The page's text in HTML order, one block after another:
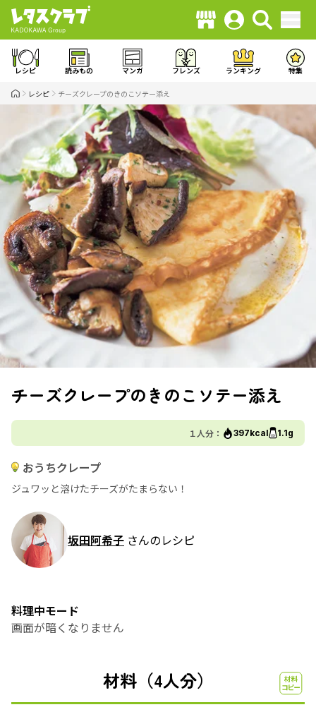
レシピ 読みもの マンガ フレンズ ランキング 特集
レシピ チーズクレープのきのこソテー添え
チーズクレープのきのこソテー添え
１人分： 397kcal 1.1g
おうちクレープ
ジュワッと溶けたチーズがたまらない！
坂田阿希子 さんのレシピ
料理中モード
画面が暗くなりません
材料（4人分）